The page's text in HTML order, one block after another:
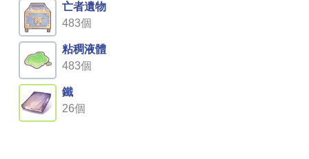
亡者遺物
483個
粘稠液體
483個
鐵
26個